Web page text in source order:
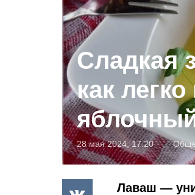
Сладкая
как
28 мая 2024, 17:20
Лаваш —